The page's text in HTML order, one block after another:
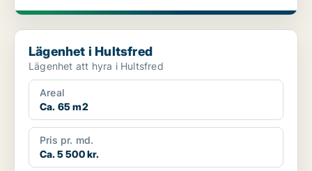
Lägenhet i Hultsfred
Lägenhet i Hultsfred
Lägenhet att hyra i Hultsfred
Areal
Ca. 65 m2
Pris pr. md.
Ca. 5 500 kr.